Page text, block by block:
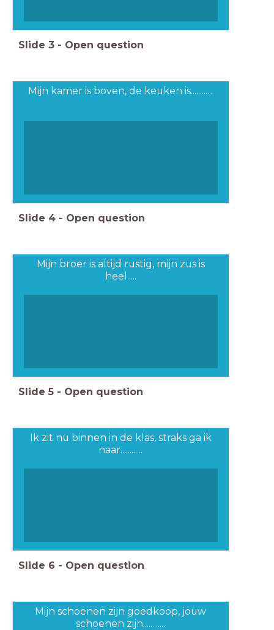
Slide 3 - Open question
Mijn kamer is boven, de keuken is............
Slide 4 - Open question
Mijn broer is altijd rustig, mijn zus is
heel.....
Slide 5 - Open question
Ik zit nu binnen in de klas, straks ga ik
naar............
Slide 6 - Open question
Mijn schoenen zijn goedkoop, jouw
schoenen zijn............